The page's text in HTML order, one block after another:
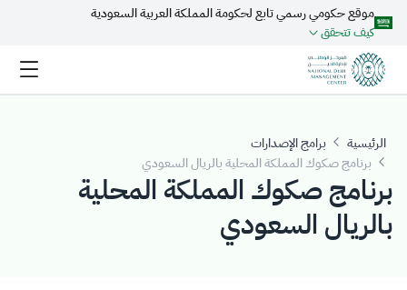
تخطي إلى المحتوى الرئيسي
موقع حكومي رسمي تابع لحكومة المملكة العربية السعودية
كيف تتحقق
الرئيسية
برامج الإصدارات
برنامج صكوك المملكة المحلية بالريال السعودي
برنامج صكوك المملكة المحلية
بالريال السعودي